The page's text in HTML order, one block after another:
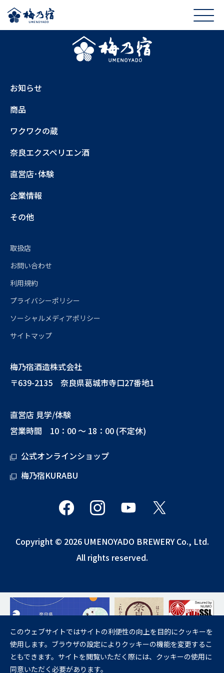
お知らせ
商品
ワクワクの蔵
奈良エクスペリエン酒
直営店･体験
企業情報
その他
取扱店
お問い合わせ
利用規約
プライバシーポリシー
ソーシャルメディアポリシー
サイトマップ
梅乃宿酒造株式会社
〒639-2135 奈良県葛城市寺口27番地1
直営店 見学/体験
営業時間 10：00 ～ 18：00 (不定休)
公式オンラインショップ
梅乃宿KURABU
Copyright © 2026 UMENOYADO BREWERY Co., Ltd.
All rights reserved.
飲酒は20歳になってから。
妊娠中や授乳期の飲酒は、胎児・乳児の発育に悪影響を与えるおそれが
あります。
このウェブサイトではサイトの利便性の向上を目的にクッキーを
使用します。ブラウザの設定によりクッキーの機能を変更するこ
ともできます。サイトを閲覧いただく際には、クッキーの使用に
同意いただく必要があります。